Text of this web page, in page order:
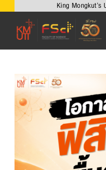
content
King
หน้าหลัก
เกี่ยวกับคณะ
วิชาการ
งานวิจัยและนวัตกรรม
เครือข่ายความร่วมมือ
บริการวิชาการ